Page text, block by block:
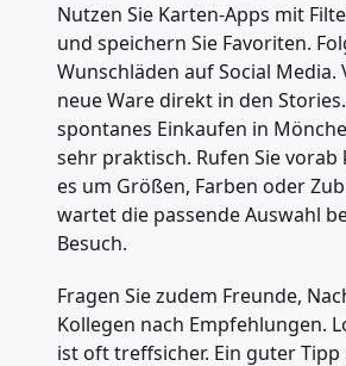
Nutzen Sie Karten-Apps mit
und speichern Sie Favoriten.
Wunschläden auf Social Media.
neue Ware direkt in den
spontanes Einkaufen in
sehr praktisch. Rufen Sie vorab
es um Größen, Farben oder
wartet die passende Auswahl
Besuch.
Fragen Sie zudem Freunde,
Kollegen nach Empfehlungen.
ist oft treffsicher. Ein guter